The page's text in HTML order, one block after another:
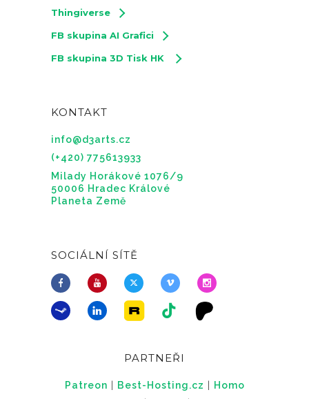
Thingiverse
FB skupina AI Grafici
FB skupina 3D Tisk HK
KONTAKT
info@d3arts.cz
(+420) 775613933
Milady Horákové 1076/9
50006 Hradec Králové
Planeta Země
SOCIÁLNÍ SÍTĚ
PARTNEŘI
Patreon Best-Hosting.cz
Homo